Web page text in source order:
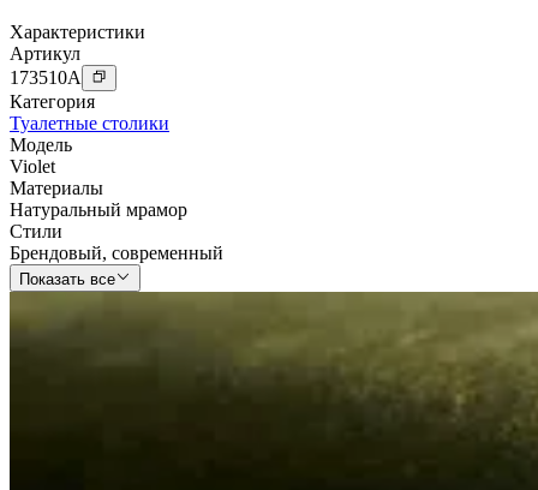
Характеристики
Артикул
173510A
Категория
Туалетные столики
Модель
Violet
Материалы
Натуральный мрамор
Стили
Брендовый, современный
Показать все